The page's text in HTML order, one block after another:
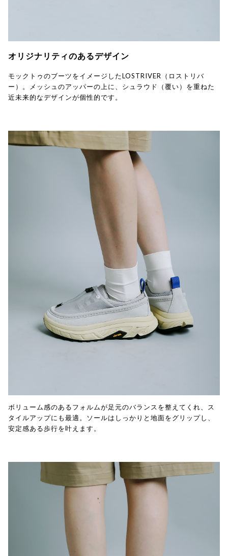
オリジナリティのあるデザイン
モックトゥのブーツをイメージしたLOSTRIVER（ロストリバ
ー）。メッシュのアッパーの上に、シュラウド（覆い）を重ねた
近未来的なデザインが個性的です。
ボリューム感のあるフォルムが足元のバランスを整えてくれ、ス
タイルアップにも最適。ソールはしっかりと地面をグリップし、
安定感ある歩行を叶えます。